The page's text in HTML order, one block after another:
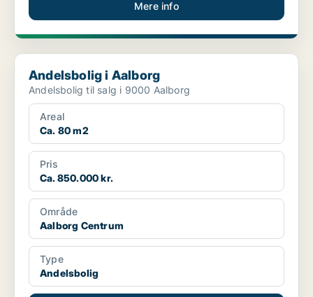
Mere info
Andelsbolig i Aalborg
Andelsbolig i Aalborg
Andelsbolig til salg i 9000 Aalborg
Areal
Ca. 80 m2
Pris
Ca. 850.000 kr.
Område
Aalborg Centrum
Type
Andelsbolig